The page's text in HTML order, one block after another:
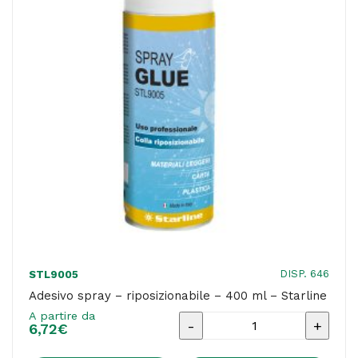
quantità
STL9005 DISP. 646
Adesivo spray – riposizionabile – 400 ml – Starline
A partire da
6,72€
Adesivo